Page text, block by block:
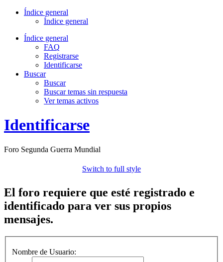
Índice general
Índice general
Índice general
FAQ
Registrarse
Identificarse
Buscar
Buscar
Buscar temas sin respuesta
Ver temas activos
Identificarse
Foro Segunda Guerra Mundial
Switch to full style
El foro requiere que esté registrado e
identificado para ver sus propios
mensajes.
Nombre de Usuario: